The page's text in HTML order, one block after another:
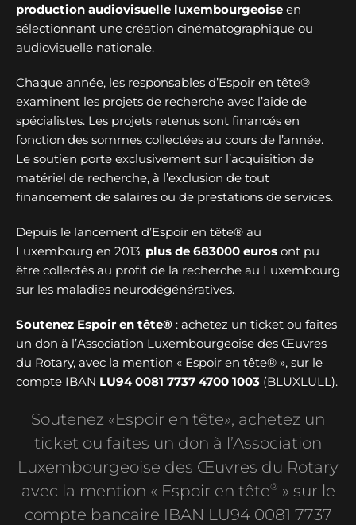
production audiovisuelle luxembourgeoise en
sélectionnant une création cinématographique ou
audiovisuelle nationale.
Chaque année, les responsables d’Espoir en tête®
examinent les projets de recherche avec l’aide de
spécialistes. Les projets retenus sont financés en
fonction des sommes collectées au cours de l’année.
Le soutien porte exclusivement sur l’acquisition de
matériel de recherche, à l’exclusion de tout
financement de salaires ou de prestations de services.
Depuis le lancement d’Espoir en tête® au
Luxembourg en 2013, plus de 683000 euros ont pu
être collectés au profit de la recherche au Luxembourg
sur les maladies neurodégénératives.
Soutenez Espoir en tête® : achetez un ticket ou faites
un don à l’Association Luxembourgeoise des Œuvres
du Rotary, avec la mention « Espoir en tête® », sur le
compte IBAN LU94 0081 7737 4700 1003 (BLUXLULL).
Soutenez «Espoir en tête», achetez un
ticket ou faites un don à l’Association
Luxembourgeoise des Œuvres du Rotary
avec la mention « Espoir en tête® » sur le
compte bancaire IBAN LU94 0081 7737